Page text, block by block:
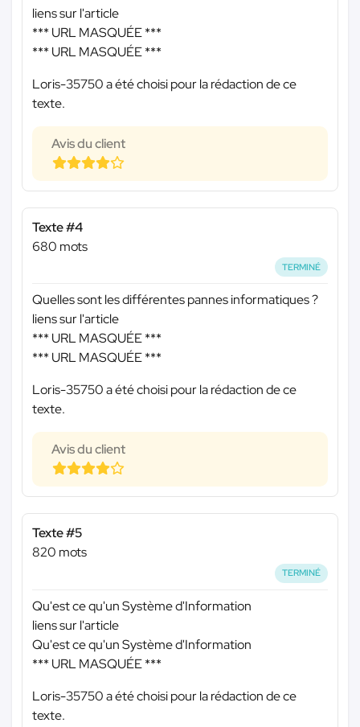
liens sur l'article
*** URL MASQUÉE ***
*** URL MASQUÉE ***
Loris-35750 a été choisi pour la rédaction de ce
texte.
Avis du client
Texte #4
680 mots
TERMINÉ
Quelles sont les différentes pannes informatiques ?
liens sur l'article
*** URL MASQUÉE ***
*** URL MASQUÉE ***
Loris-35750 a été choisi pour la rédaction de ce
texte.
Avis du client
Texte #5
820 mots
TERMINÉ
Qu'est ce qu'un Système d'Information
liens sur l'article
Qu'est ce qu'un Système d'Information
*** URL MASQUÉE ***
Loris-35750 a été choisi pour la rédaction de ce
texte.